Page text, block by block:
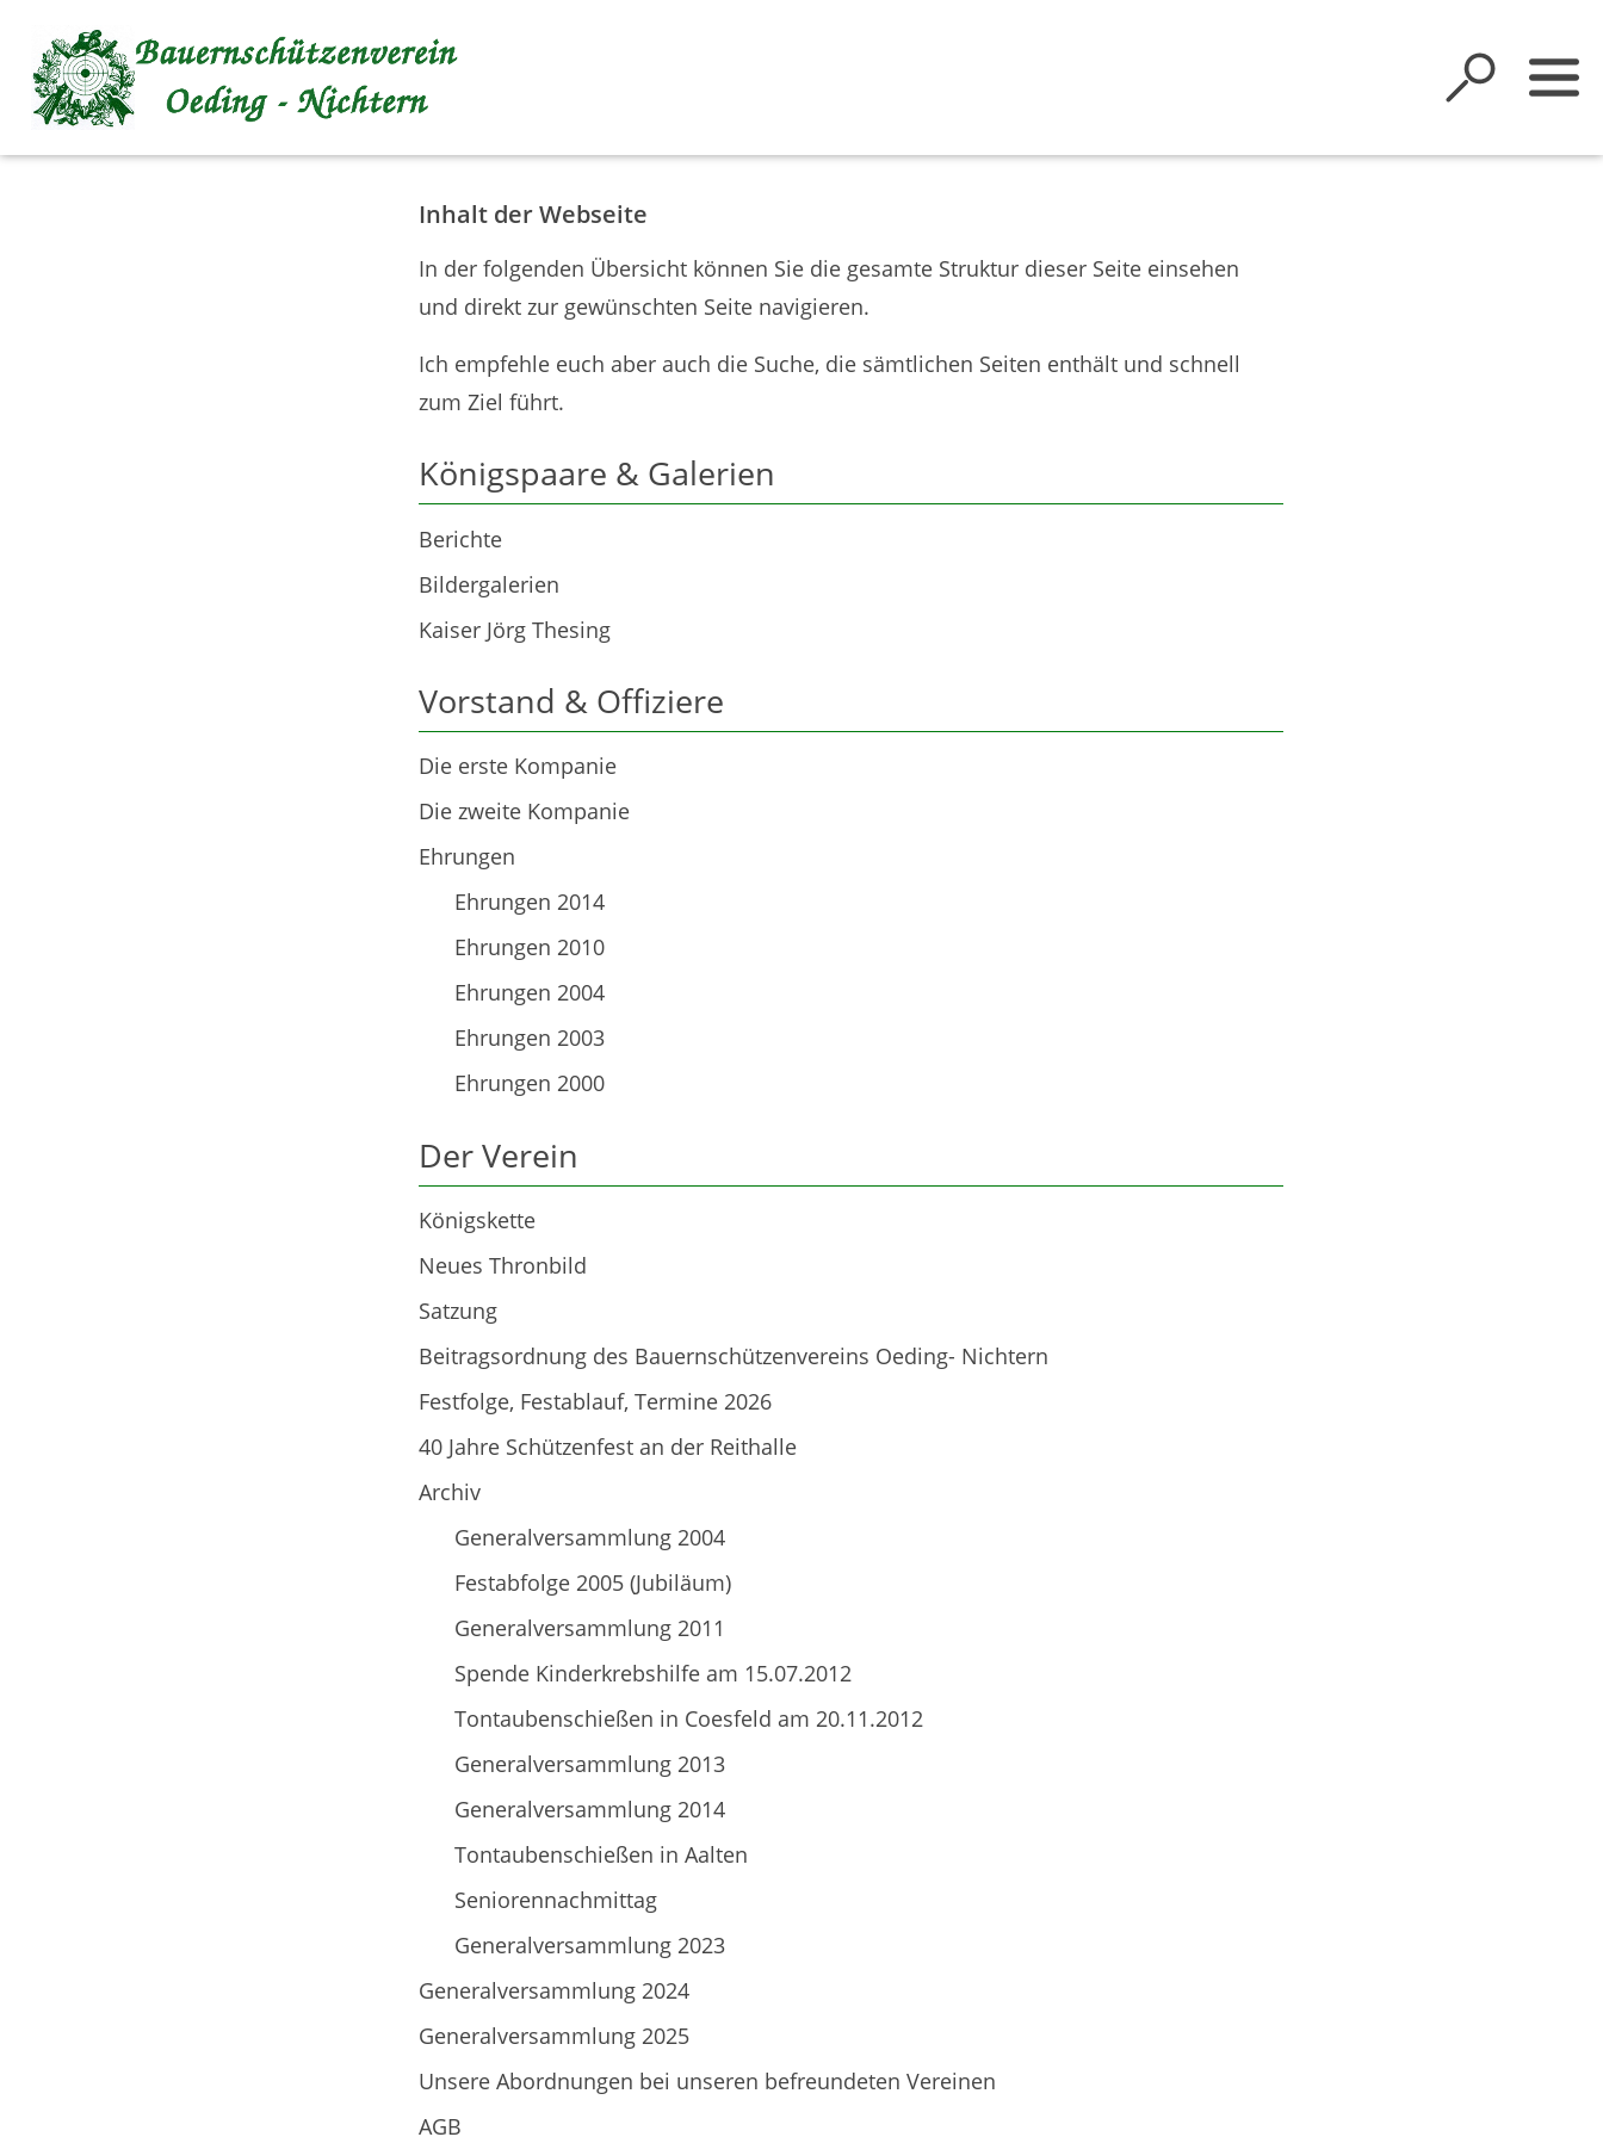
Inhalt anspringen
Inhalt der Webseite
In der folgenden Übersicht können Sie die gesamte Struktur dieser Seite einsehen
und direkt zur gewünschten Seite navigieren.
Ich empfehle euch aber auch die Suche, die sämtlichen Seiten enthält und schnell
zum Ziel führt.
Königspaare & Galerien
Berichte
Bildergalerien
Kaiser Jörg Thesing
Vorstand & Offiziere
Die erste Kompanie
Die zweite Kompanie
Ehrungen
Ehrungen 2014
Ehrungen 2010
Ehrungen 2004
Ehrungen 2003
Ehrungen 2000
Der Verein
Königskette
Neues Thronbild
Satzung
Beitragsordnung des Bauernschützenvereins Oeding- Nichtern
Festfolge, Festablauf, Termine 2026
40 Jahre Schützenfest an der Reithalle
Archiv
Generalversammlung 2004
Festabfolge 2005 (Jubiläum)
Generalversammlung 2011
Spende Kinderkrebshilfe am 15.07.2012
Tontaubenschießen in Coesfeld am 20.11.2012
Generalversammlung 2013
Generalversammlung 2014
Tontaubenschießen in Aalten
Seniorennachmittag
Generalversammlung 2023
Generalversammlung 2024
Generalversammlung 2025
Unsere Abordnungen bei unseren befreundeten Vereinen
AGB